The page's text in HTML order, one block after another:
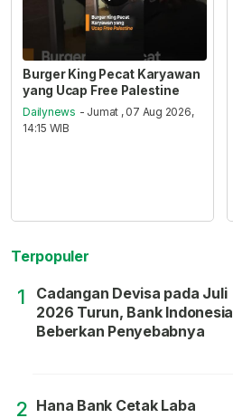
Burger King Pecat Karyawan
yang Ucap Free Palestine
Dailynews - Jumat , 07 Aug 2026,
14:15 WIB
Terpopuler
1
Cadangan Devisa pada Juli
2026 Turun, Bank Indonesia
Beberkan Penyebabnya
2 Hana Bank Cetak Laba